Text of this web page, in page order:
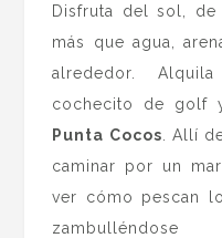
Disfruta del sol,
más que agua,
alrededor.
cochecito de golf
Punta Cocos . Allí
caminar por un
ver cómo pescan